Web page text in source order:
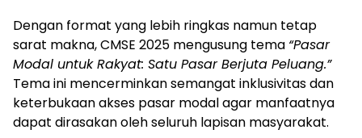
Dengan format yang lebih ringkas namun tetap
sarat makna, CMSE 2025 mengusung tema “Pasar
Modal untuk Rakyat: Satu Pasar Berjuta Peluang.”
Tema ini mencerminkan semangat inklusivitas dan
keterbukaan akses pasar modal agar manfaatnya
dapat dirasakan oleh seluruh lapisan masyarakat.